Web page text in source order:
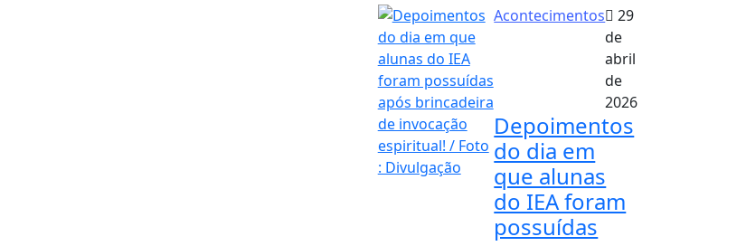
Acontecimentos
29
de
abril
de
2026
Depoimentos
do dia em
que alunas
do IEA foram
possuídas